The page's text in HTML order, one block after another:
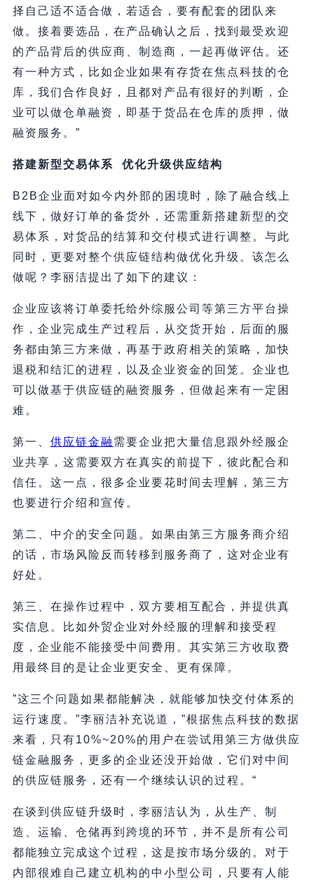
择自己适不适合做，若适合，要有配套的团队来
做。接着要选品，在产品确认之后，找到最受欢迎
的产品背后的供应商、制造商，一起再做评估。还
有一种方式，比如企业如果有存货在焦点科技的仓
库，我们合作良好，且都对产品有很好的判断，企
业可以做仓单融资，即基于货品在仓库的质押，做
融资服务。”
搭建新型交易体系 优化升级供应结构
B2B企业面对如今内外部的困境时，除了融合线上
线下，做好订单的备货外，还需重新搭建新型的交
易体系，对货品的结算和交付模式进行调整。与此
同时，更要对整个供应链结构做优化升级。该怎么
做呢？李丽洁提出了如下的建议：
企业应该将订单委托给外综服公司等第三方平台操
作，企业完成生产过程后，从交货开始，后面的服
务都由第三方来做，再基于政府相关的策略，加快
退税和结汇的进程，以及企业资金的回笼。企业也
可以做基于供应链的融资服务，但做起来有一定困
难。
第一、 供应链金融 需要企业把大量信息跟外经服企
业共享，这需要双方在真实的前提下，彼此配合和
信任。这一点，很多企业要花时间去理解，第三方
也要进行介绍和宣传。
第二、中介的安全问题。如果由第三方服务商介绍
的话，市场风险反而转移到服务商了，这对企业有
好处。
第三、在操作过程中，双方要相互配合，并提供真
实信息。比如外贸企业对外经服的理解和接受程
度，企业能不能接受中间费用。其实第三方收取费
用最终目的是让企业更安全、更有保障。
”这三个问题如果都能解决，就能够加快交付体系的
运行速度。”李丽洁补充说道，”根据焦点科技的数据
来看，只有10%~20%的用户在尝试用第三方做供应
链金融服务，更多的企业还没开始做，它们对中间
的供应链服务，还有一个继续认识的过程。“
在谈到供应链升级时，李丽洁认为，从生产、制
造、运输、仓储再到跨境的环节，并不是所有公司
都能独立完成这个过程，这是按市场分级的。对于
内部很难自己建立机构的中小型公司，只要有人能